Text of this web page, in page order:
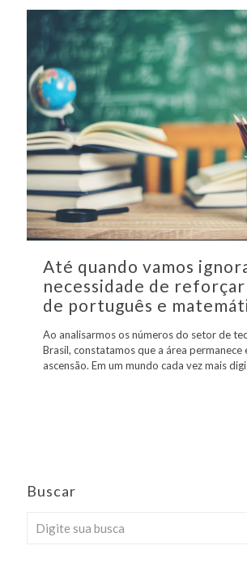
Até quando vamos
necessidade de
de português e
Ao analisarmos os números do setor de
Brasil, constatamos que a área permanece
ascensão. Em um mundo cada vez mais
Buscar